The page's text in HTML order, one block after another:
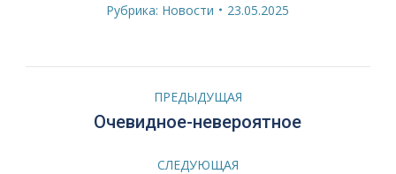
Рубрика: Новости 23.05.2025
НавигацияПРЕДЫДУЩАЯ
Предыдущая
запись:
Очевидное-невероятное
СЛЕДУЮЩАЯ